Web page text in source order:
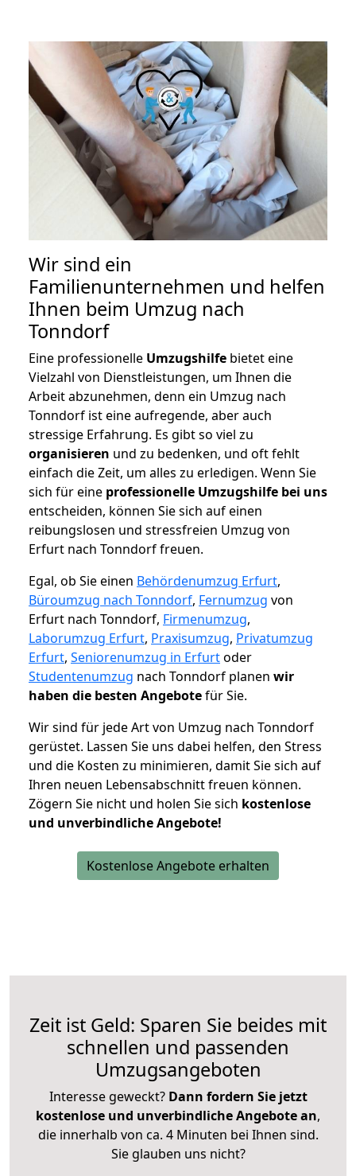
Wir sind ein
Familienunternehmen und helfen
Ihnen beim Umzug nach
Tonndorf
Eine professionelle Umzugshilfe bietet eine
Vielzahl von Dienstleistungen, um Ihnen die
Arbeit abzunehmen, denn ein Umzug nach
Tonndorf ist eine aufregende, aber auch
stressige Erfahrung. Es gibt so viel zu
organisieren und zu bedenken, und oft fehlt
einfach die Zeit, um alles zu erledigen. Wenn Sie
sich für eine professionelle Umzugshilfe bei uns
entscheiden, können Sie sich auf einen
reibungslosen und stressfreien Umzug von
Erfurt nach Tonndorf freuen.
Egal, ob Sie einen Behördenumzug Erfurt,
Büroumzug nach Tonndorf, Fernumzug von
Erfurt nach Tonndorf, Firmenumzug,
Laborumzug Erfurt, Praxisumzug, Privatumzug
Erfurt, Seniorenumzug in Erfurtoder
Studentenumzug nach Tonndorf planen wir
haben die besten Angebotefür Sie.
Wir sind für jede Art von Umzug nach Tonndorf
gerüstet. Lassen Sie uns dabei helfen, den Stress
und die Kosten zu minimieren, damit Sie sich auf
Ihren neuen Lebensabschnitt freuen können.
Zögern Sie nicht und holen Sie sich kostenlose
und unverbindliche Angebote!
Kostenlose Angebote erhalten
Zeit ist Geld: Sparen Sie beides mit
schnellen und passenden
Umzugsangeboten
Interesse geweckt? Dann fordern Sie jetzt
kostenlose und unverbindliche Angebote an,
die innerhalb von ca. 4 Minuten bei Ihnen sind.
Sie glauben uns nicht?